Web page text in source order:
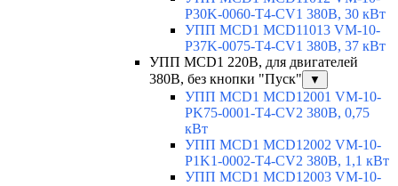
P30K-0060-T4-CV1 380В, 30 кВт
УПП MCD1 MCD11013 VM-10-
P37K-0075-T4-CV1 380В, 37 кВт
УПП MCD1 220В, для двигателей
380В, без кнопки "Пуск"
▼
УПП MCD1 MCD12001 VM-10-
PK75-0001-T4-CV2 380В, 0,75
кВт
УПП MCD1 MCD12002 VM-10-
P1K1-0002-T4-CV2 380В, 1,1 кВт
УПП MCD1 MCD12003 VM-10-